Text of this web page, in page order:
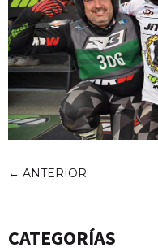
← ANTERIOR
CATEGORÍAS